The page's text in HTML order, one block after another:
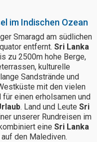
im Indischen Ozean
Smaragd am südlichen
entfernt. Sri Lanka
zu 2500m hohe Berge,
kulturelle
Sandstrände und
mit den vielen
einen erholsamen und
. Land und Leute Sri
unserer Rundreisen im
eine Sri Lanka
den Malediven.